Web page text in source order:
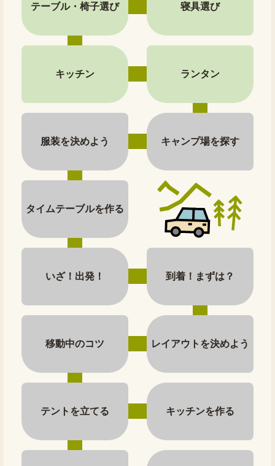
テーブル・椅子選び 寝具選び
キッチン ランタン
服装を決めよう キャンプ場を探す
タイムテーブルを作る
いざ！出発！ 到着！まずは？
移動中のコツ レイアウトを決めよう
テントを立てる キッチンを作る